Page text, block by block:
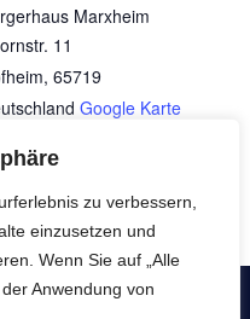
zu verbessern,
einzusetzen und
Wenn Sie auf „Alle
Anwendung von
Marxheim
11
, 65719
Google Karte
& Altweiberfastnacht
e.V. - Alle Rechte